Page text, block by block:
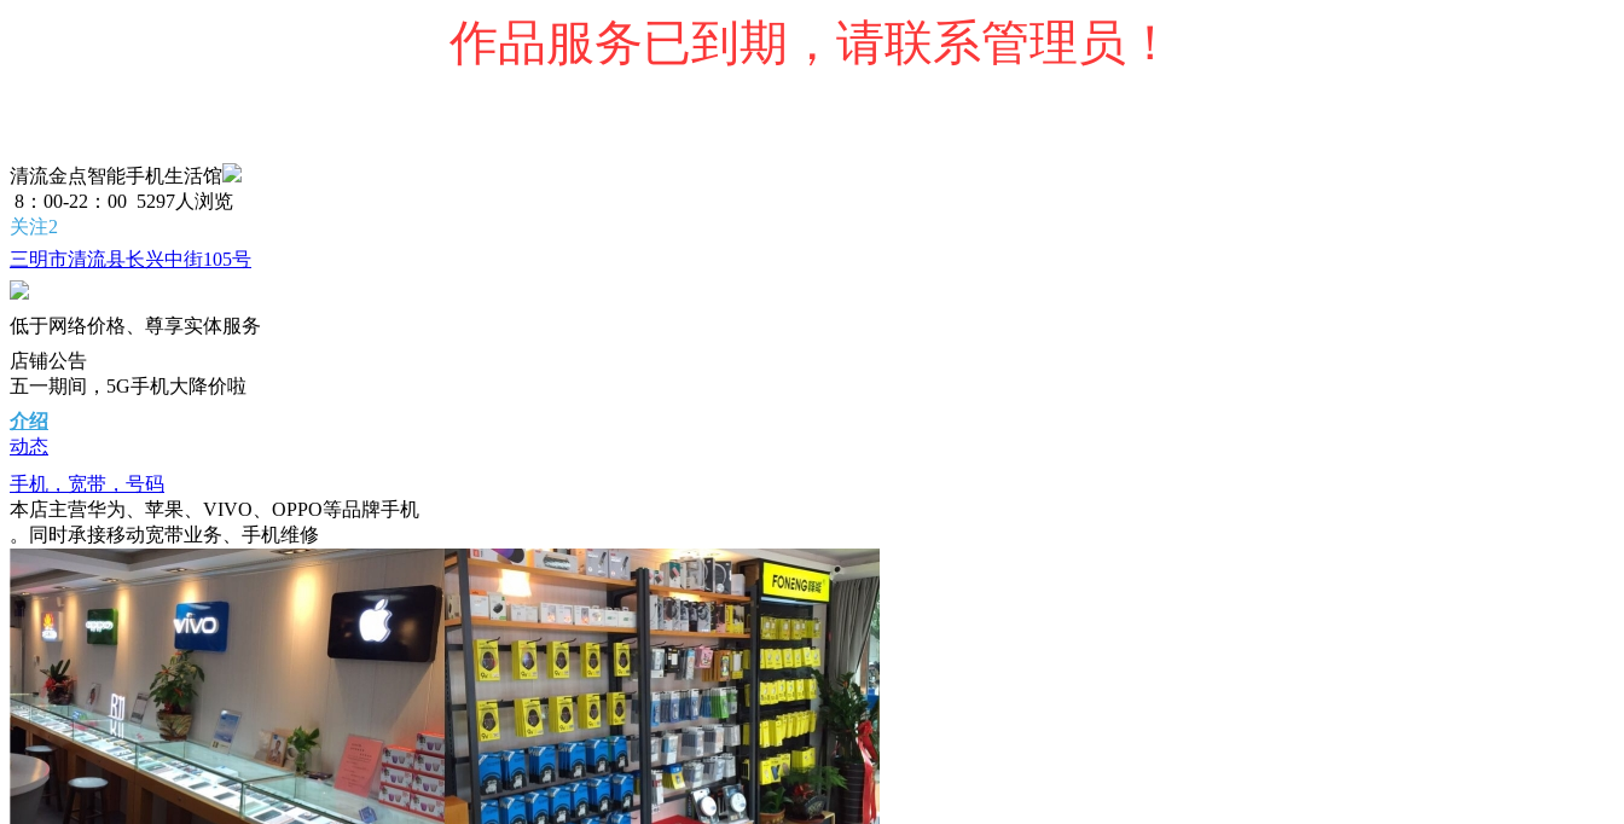
清流金点智能手机生活馆
8：00-22：00 5297人浏览
关注2
三明市清流县长兴中街105号
低于网络价格、尊享实体服务
店铺公告
五一期间，5G手机大降价啦
介绍
动态
手机，宽带，号码
本店主营华为、苹果、VIVO、OPPO等品牌手机
。同时承接移动宽带业务、手机维修